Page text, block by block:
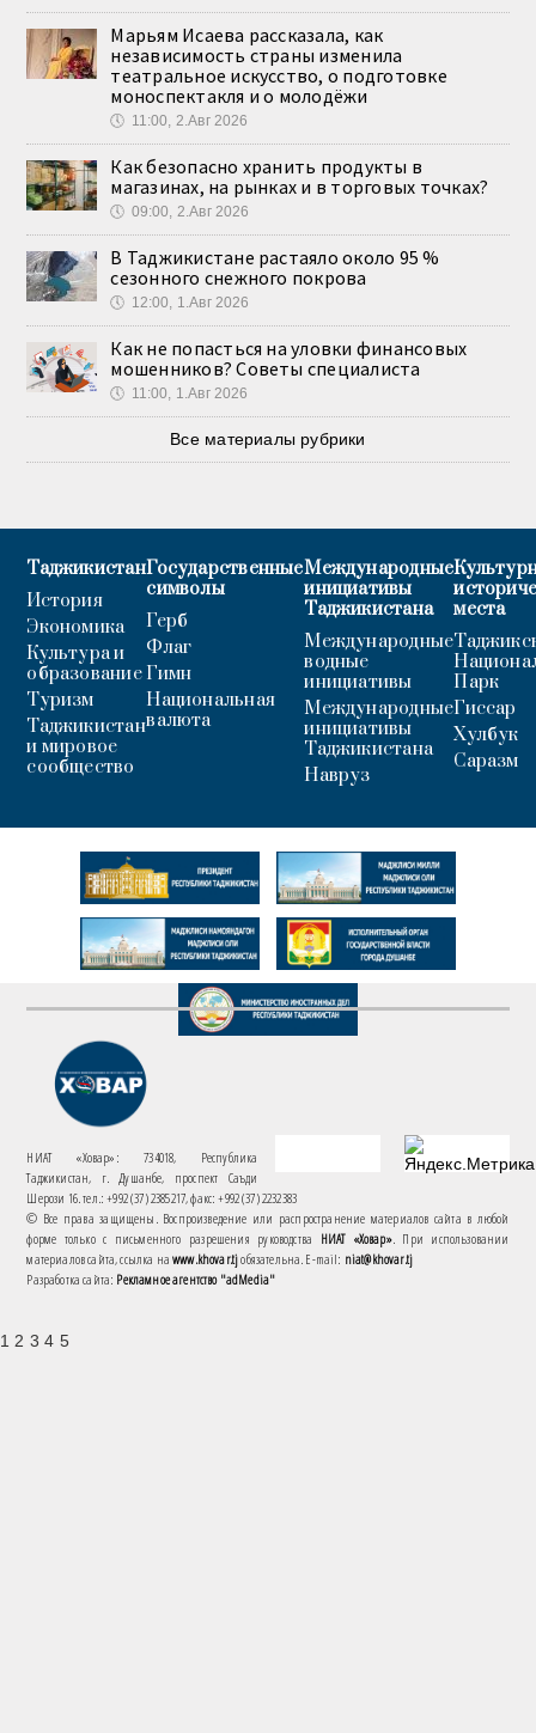
Марьям Исаева рассказала, как
независимость страны изменила
театральное искусство, о подготовке
моноспектакля и о молодёжи
🕔 11:00, 2.Авг 2026
Как безопасно хранить продукты в
магазинах, на рынках и в торговых точках?
🕔 09:00, 2.Авг 2026
В Таджикистане растаяло около 95 %
сезонного снежного покрова
🕔 12:00, 1.Авг 2026
Как не попасться на уловки финансовых
мошенников? Советы специалиста
🕔 11:00, 1.Авг 2026
Все материалы рубрики
Таджикистан
История
Экономика
Культура и
образование
Туризм
Таджикистан
и мировое
сообщество
Государственные
символы
Герб
Флаг
Гимн
Национальная
валюта
Международные
инициативы
Таджикистана
Международные
водные
инициативы
Международные
инициативы
Таджикистана
Навруз
места
Парк
Гиссар
Хулбук
Саразм
НИАТ «Ховар»: 734018, Республика
Таджикистан, г. Душанбе, проспект Саъди
Шерози 16. тел.: +992 (37) 2385217, факс: +992 (37) 2232383
© Все права защищены. Воспроизведение или распространение материалов сайта в любой
форме только с письменного разрешения руководства НИАТ «Ховар». При использовании
материалов сайта, ссылка наwww.khovar.tjобязательна. E-mail: niat@khovar.tj
Разработка сайта: Рекламное агентство "adMedia"
1 2 3 4 5